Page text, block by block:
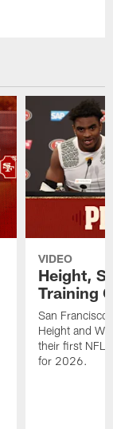
VIDEO
Height,
Training
San Francisco
Height and
their first NFL
for 2026.